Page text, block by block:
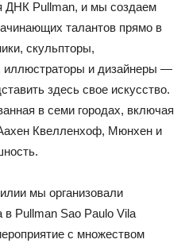
ДНК Pullman, и мы создаем
талантов прямо в
скульпторы,
иллюстраторы и дизайнеры —
здесь свое искусство.
в семи городах, включая
Квелленхоф, Мюнхен и
мы организовали
в Pullman Sao Paulo Vila
с множеством